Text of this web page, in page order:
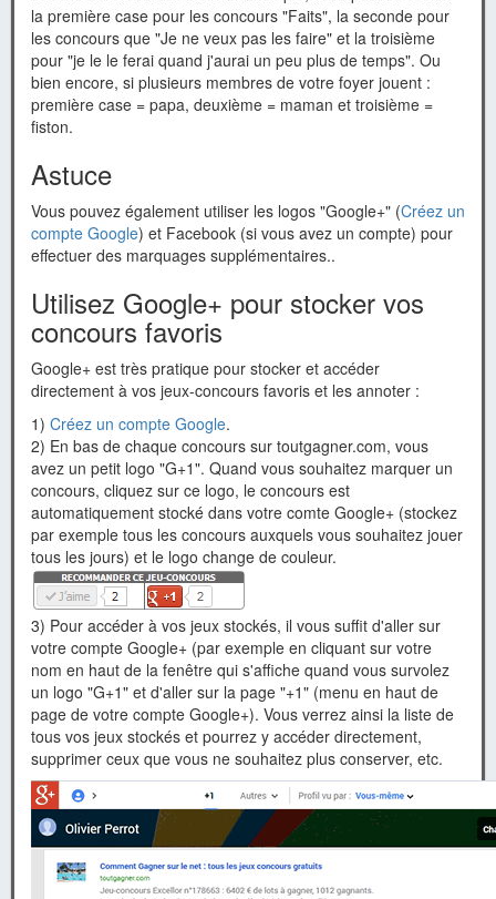
la première case pour les concours "Faits", la seconde pour
les concours que "Je ne veux pas les faire" et la troisième
pour "je le le ferai quand j'aurai un peu plus de temps". Ou
bien encore, si plusieurs membres de votre foyer jouent :
première case = papa, deuxième = maman et troisième =
fiston.
Astuce
Vous pouvez également utiliser les logos "Google+" (Créez un
compte Google) et Facebook (si vous avez un compte) pour
effectuer des marquages supplémentaires..
Utilisez Google+ pour stocker vos
concours favoris
Google+ est très pratique pour stocker et accéder
directement à vos jeux-concours favoris et les annoter :
1) Créez un compte Google.
2) En bas de chaque concours sur toutgagner.com, vous
avez un petit logo "G+1". Quand vous souhaitez marquer un
concours, cliquez sur ce logo, le concours est
automatiquement stocké dans votre comte Google+ (stockez
par exemple tous les concours auxquels vous souhaitez jouer
tous les jours) et le logo change de couleur.
3) Pour accéder à vos jeux stockés, il vous suffit d'aller sur
votre compte Google+ (par exemple en cliquant sur votre
nom en haut de la fenêtre qui s'affiche quand vous survolez
un logo "G+1" et d'aller sur la page "+1" (menu en haut de
page de votre compte Google+). Vous verrez ainsi la liste de
tous vos jeux stockés et pourrez y accéder directement,
supprimer ceux que vous ne souhaitez plus conserver, etc.